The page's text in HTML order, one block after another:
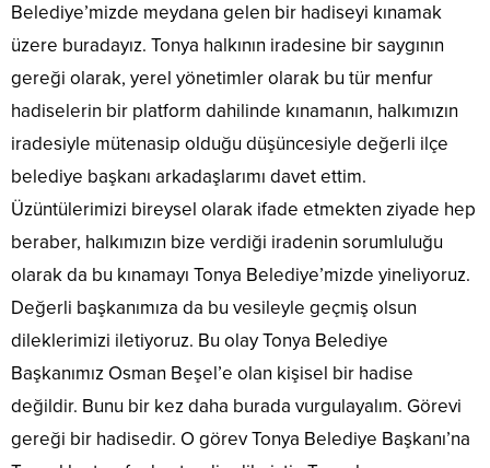
Belediye’mizde meydana gelen bir hadiseyi kınamak
üzere buradayız. Tonya halkının iradesine bir saygının
gereği olarak, yerel yönetimler olarak bu tür menfur
hadiselerin bir platform dahilinde kınamanın, halkımızın
iradesiyle mütenasip olduğu düşüncesiyle değerli ilçe
belediye başkanı arkadaşlarımı davet ettim.
Üzüntülerimizi bireysel olarak ifade etmekten ziyade hep
beraber, halkımızın bize verdiği iradenin sorumluluğu
olarak da bu kınamayı Tonya Belediye’mizde yineliyoruz.
Değerli başkanımıza da bu vesileyle geçmiş olsun
dileklerimizi iletiyoruz. Bu olay Tonya Belediye
Başkanımız Osman Beşel’e olan kişisel bir hadise
değildir. Bunu bir kez daha burada vurgulayalım. Görevi
gereği bir hadisedir. O görev Tonya Belediye Başkanı’na